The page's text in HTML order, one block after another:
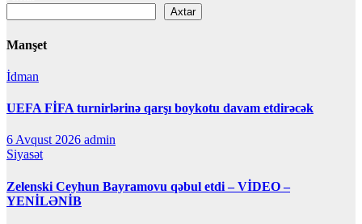
Axtar
Manşet
İdman
UEFA FİFA turnirlərinə qarşı boykotu davam etdirəcək
6 Avqust 2026 admin
Siyasət
Zelenski Ceyhun Bayramovu qəbul etdi – VİDEO –
YENİLƏNİB